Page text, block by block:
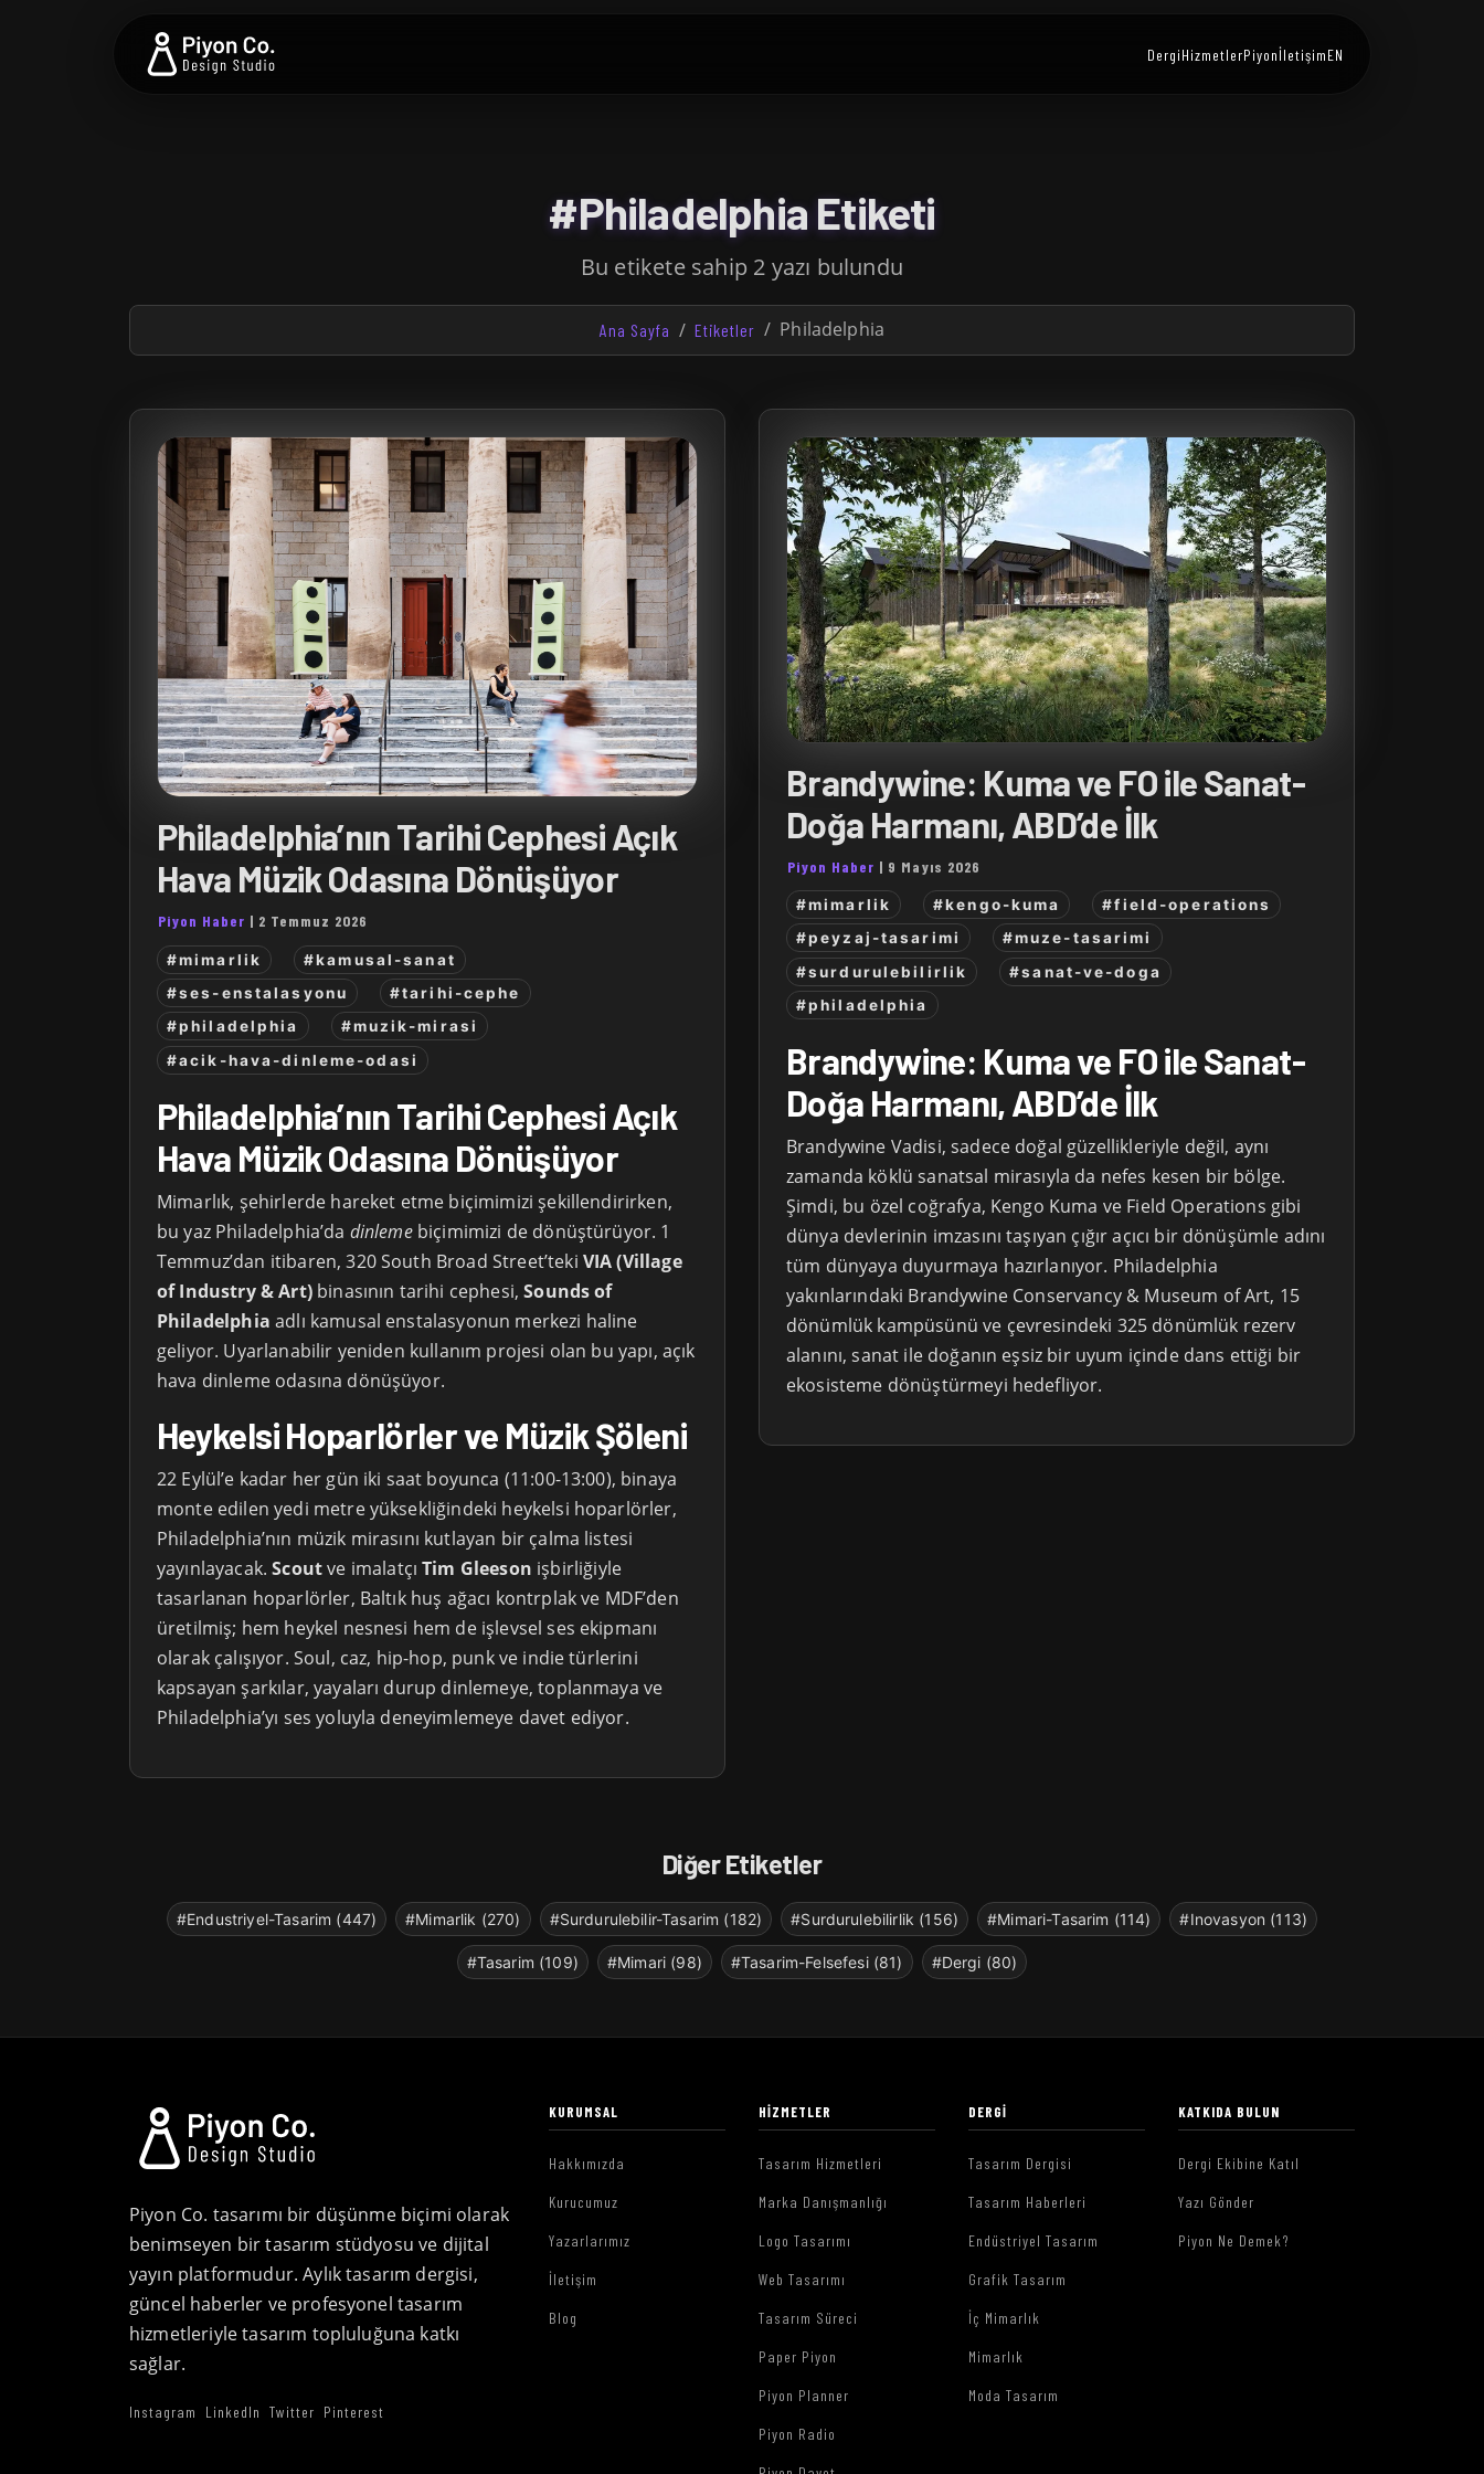
DergiHizmetlerPiyonİletişimEN
#Philadelphia Etiketi
Bu etikete sahip 2 yazı bulundu
Ana Sayfa Etiketler Philadelphia
Philadelphia’nın Tarihi Cephesi Açık
Hava Müzik Odasına Dönüşüyor
Piyon Haber | 2 Temmuz 2026
#mimarlik
#kamusal-sanat
#ses-enstalasyonu
#tarihi-cephe
#philadelphia
#muzik-mirasi
#acik-hava-dinleme-odasi
Philadelphia’nın Tarihi Cephesi Açık
Hava Müzik Odasına Dönüşüyor
Mimarlık, şehirlerde hareket etme biçimimizi şekillendirirken,
bu yaz Philadelphia’da dinlemebiçimimizi de dönüştürüyor. 1
Temmuz’dan itibaren, 320 South Broad Street’teki VIA (Village
of Industry & Art)binasının tarihi cephesi,Sounds of
Philadelphia adlı kamusal enstalasyonun merkezi haline
geliyor. Uyarlanabilir yeniden kullanım projesi olan bu yapı, açık
hava dinleme odasına dönüşüyor.
Heykelsi Hoparlörler ve Müzik Şöleni
22 Eylül’e kadar her gün iki saat boyunca (11:00-13:00), binaya
monte edilen yedi metre yüksekliğindeki heykelsi hoparlörler,
Philadelphia’nın müzik mirasını kutlayan bir çalma listesi
yayınlayacak.Scoutve imalatçıTim Gleeson işbirliğiyle
tasarlanan hoparlörler, Baltık huş ağacı kontrplak ve MDF’den
üretilmiş; hem heykel nesnesi hem de işlevsel ses ekipmanı
olarak çalışıyor. Soul, caz, hip-hop, punk ve indie türlerini
kapsayan şarkılar, yayaları durup dinlemeye, toplanmaya ve
Philadelphia’yı ses yoluyla deneyimlemeye davet ediyor.
Brandywine: Kuma ve FO ile Sanat-
Doğa Harmanı, ABD’de İlk
Piyon Haber | 9 Mayıs 2026
#mimarlik #kengo-kuma
#field-operations
#peyzaj-tasarimi
#muze-tasarimi
#surdurulebilirlik
#sanat-ve-doga
#philadelphia
Brandywine: Kuma ve FO ile Sanat-
Doğa Harmanı, ABD’de İlk
Brandywine Vadisi, sadece doğal güzellikleriyle değil, aynı
zamanda köklü sanatsal mirasıyla da nefes kesen bir bölge.
Şimdi, bu özel coğrafya, Kengo Kuma ve Field Operations gibi
dünya devlerinin imzasını taşıyan çığır açıcı bir dönüşümle adını
tüm dünyaya duyurmaya hazırlanıyor. Philadelphia
yakınlarındaki Brandywine Conservancy & Museum of Art, 15
dönümlük kampüsünü ve çevresindeki 325 dönümlük rezerv
alanını, sanat ile doğanın eşsiz bir uyum içinde dans ettiği bir
ekosisteme dönüştürmeyi hedefliyor.
Diğer Etiketler
#Endustriyel-Tasarim (447) #Mimarlik (270) #Surdurulebilir-Tasarim (182) #Surdurulebilirlik (156) #Mimari-Tasarim (114) #Inovasyon (113)
#Tasarim (109) #Mimari (98) #Tasarim-Felsefesi (81) #Dergi (80)
Piyon Co. tasarımı bir düşünme biçimi olarak
benimseyen bir tasarım stüdyosu ve dijital
yayın platformudur. Aylık tasarım dergisi,
güncel haberler ve profesyonel tasarım
hizmetleriyle tasarım topluluğuna katkı
sağlar.
Instagram LinkedIn Twitter Pinterest
KURUMSAL
Hakkımızda
Kurucumuz
Yazarlarımız
İletişim
Blog
HIZMETLER
Tasarım Hizmetleri
Marka Danışmanlığı
Logo Tasarımı
Web Tasarımı
Tasarım Süreci
Paper Piyon
Piyon Planner
Piyon Radio
DERGI
Tasarım Dergisi
Tasarım Haberleri
Endüstriyel Tasarım
Grafik Tasarım
İç Mimarlık
Mimarlık
Moda Tasarım
KATKIDA BULUN
Dergi Ekibine Katıl
Yazı Gönder
Piyon Ne Demek?